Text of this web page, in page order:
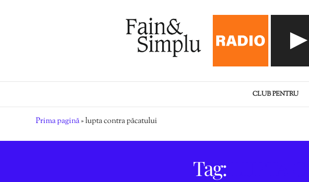
CLUB PENTRU
Prima pagină»lupta contra păcatului
Tag: